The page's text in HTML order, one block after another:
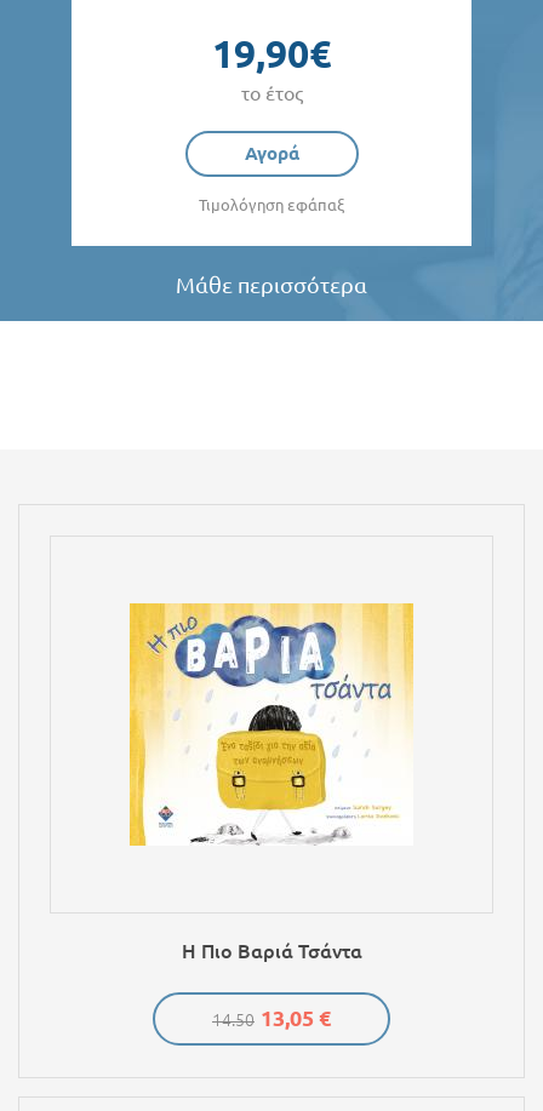
19,90€
το έτος
Αγορά
Τιμολόγηση εφάπαξ
Μάθε περισσότερα
Η Πιο Βαριά Τσάντα
14.50 13,05 €